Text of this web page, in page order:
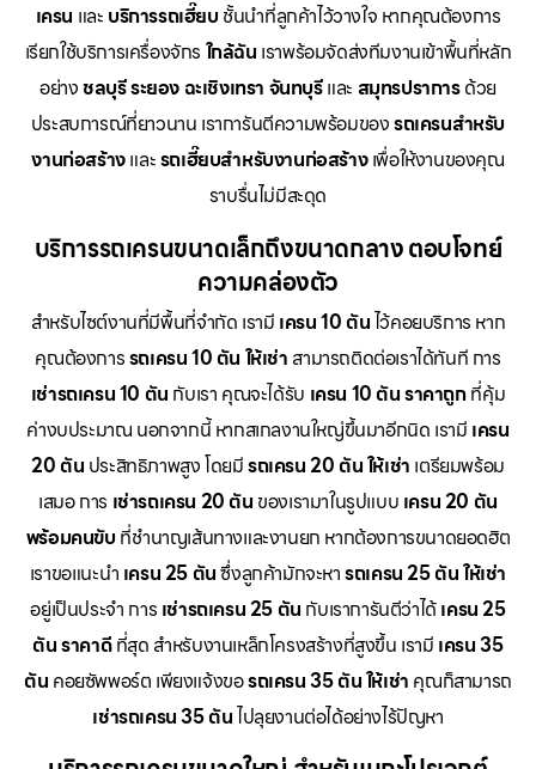
เครน และ บริการรถเฮี๊ยบ ชั้นนำที่ลูกค้าไว้วางใจ หากคุณต้องการ
เรียกใช้บริการเครื่องจักร ใกล้ฉัน เราพร้อมจัดส่งทีมงานเข้าพื้นที่หลัก
อย่างชลบุรี ระยอง ฉะเชิงเทรา จันทบุรีและ สมุทรปราการด้วย
ประสบการณ์ที่ยาวนาน เราการันตีความพร้อมของรถเครนสำหรับ
งานก่อสร้างและรถเฮี๊ยบสำหรับงานก่อสร้างเพื่อให้งานของคุณ
ราบรื่นไม่มีสะดุด
บริการรถเครนขนาดเล็กถึงขนาดกลาง ตอบโจทย์
ความคล่องตัว
สำหรับไซต์งานที่มีพื้นที่จำกัด เรามี เครน 10 ตันไว้คอยบริการ หาก
คุณต้องการรถเครน 10 ตัน ให้เช่า สามารถติดต่อเราได้ทันที การ
เช่ารถเครน 10 ตัน กับเรา คุณจะได้รับ เครน 10 ตัน ราคาถูกที่คุ้ม
ค่างบประมาณ นอกจากนี้ หากสเกลงานใหญ่ขึ้นมาอีกนิด เรามี เครน
20 ตัน ประสิทธิภาพสูง โดยมีรถเครน 20 ตัน ให้เช่า เตรียมพร้อม
เสมอ การ เช่ารถเครน 20 ตัน ของเรามาในรูปแบบ เครน 20 ตัน
พร้อมคนขับ ที่ชำนาญเส้นทางและงานยก หากต้องการขนาดยอดฮิต
เราขอแนะนำ เครน 25 ตันซึ่งลูกค้ามักจะหารถเครน 25 ตัน ให้เช่า
อยู่เป็นประจำ การ เช่ารถเครน 25 ตัน กับเราการันตีว่าได้เครน 25
ตัน ราคาดีที่สุด สำหรับงานเหล็กโครงสร้างที่สูงขึ้น เรามี เครน 35
ตัน คอยซัพพอร์ต เพียงแจ้งขอรถเครน 35 ตัน ให้เช่า คุณก็สามารถ
เช่ารถเครน 35 ตันไปลุยงานต่อได้อย่างไร้ปัญหา